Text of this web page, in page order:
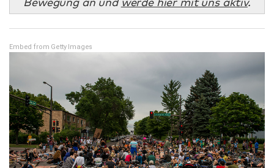
Embed from Getty Images